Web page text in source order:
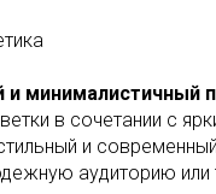
минималистичный
в сочетании с
и
аудиторию или